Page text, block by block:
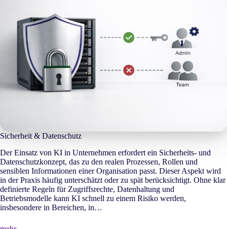
Sicherheit & Datenschutz
Der Einsatz von KI in Unternehmen erfordert ein Sicherheits- und
Datenschutzkonzept, das zu den realen Prozessen, Rollen und
sensiblen Informationen einer Organisation passt. Dieser Aspekt wird
in der Praxis häufig unterschätzt oder zu spät berücksichtigt. Ohne klar
definierte Regeln für Zugriffsrechte, Datenhaltung und
Betriebsmodelle kann KI schnell zu einem Risiko werden,
insbesondere in Bereichen, in…